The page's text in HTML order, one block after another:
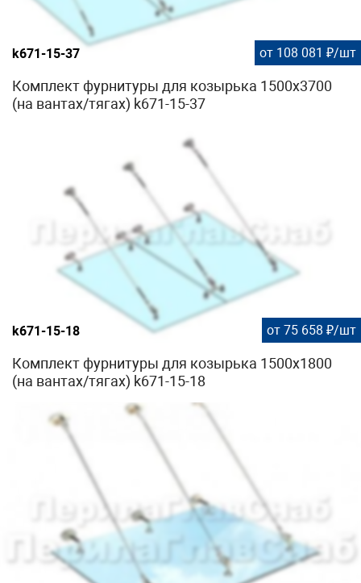
k671-15-37 от 108 081 ₽/шт
Комплект фурнитуры для козырька 1500х3700
(на вантах/тягах) k671-15-37
k671-15-18 от 75 658 ₽/шт
Комплект фурнитуры для козырька 1500х1800
(на вантах/тягах) k671-15-18